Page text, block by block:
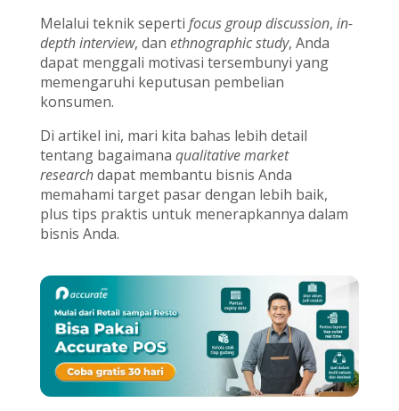
Melalui teknik seperti focus group discussion, in-
depth interview, dan ethnographic study, Anda
dapat menggali motivasi tersembunyi yang
memengaruhi keputusan pembelian
konsumen.
Di artikel ini, mari kita bahas lebih detail
tentang bagaimana qualitative market
researchdapat membantu bisnis Anda
memahami target pasar dengan lebih baik,
plus tips praktis untuk menerapkannya dalam
bisnis Anda.